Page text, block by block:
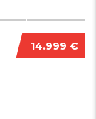
14.999 €